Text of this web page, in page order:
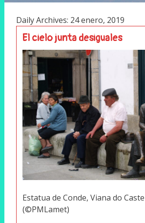
Daily Archives: 24 enero, 2019
El cielo junta desiguales
Estatua de Conde, Viana do
(©PMLamet)